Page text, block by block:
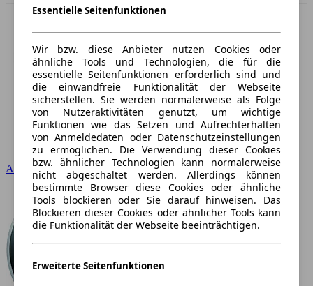
Audi
Essentielle Seitenfunktionen
Wir bzw. diese Anbieter nutzen Cookies oder
ähnliche Tools und Technologien, die für die
essentielle Seitenfunktionen erforderlich sind und
die einwandfreie Funktionalität der Webseite
sicherstellen. Sie werden normalerweise als Folge
von Nutzeraktivitäten genutzt, um wichtige
Funktionen wie das Setzen und Aufrechterhalten
von Anmeldedaten oder Datenschutzeinstellungen
zu ermöglichen. Die Verwendung dieser Cookies
bzw. ähnlicher Technologien kann normalerweise
nicht abgeschaltet werden. Allerdings können
bestimmte Browser diese Cookies oder ähnliche
Tools blockieren oder Sie darauf hinweisen. Das
Blockieren dieser Cookies oder ähnlicher Tools kann
die Funktionalität der Webseite beeinträchtigen.
Erweiterte Seitenfunktionen